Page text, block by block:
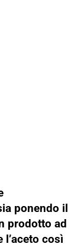
ponendo il
prodotto ad
così